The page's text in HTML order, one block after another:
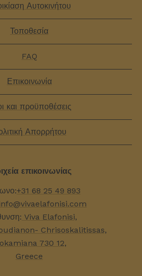
Αυτοκινήτου
Τοποθεσία
FAQ
Επικοινωνία
και προϋποθέσεις
Απορρήτου
επικοινωνίας
+31 68 25 49 893
Viva Elafonisi,
Chrisoskalitissas,
730 12,
Greece